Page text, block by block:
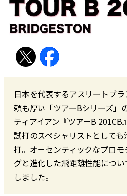
日本を代表するアスリートブ
頼も厚い「ツアーBシリーズ」
ティアイアン『ツアーB 201CB
試打のスペシャリストとして
打。オーセンティックなプロ
グと進化した飛距離性能につ
しました。